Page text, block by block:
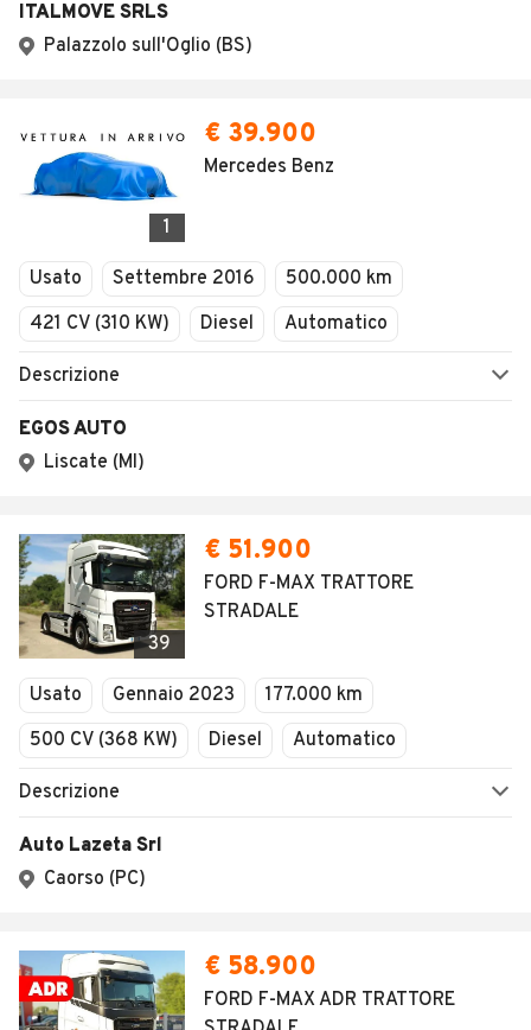
ITALMOVE SRLS
Palazzolo sull'Oglio (BS)
1
€ 39.900
Mercedes Benz
Usato Settembre 2016
500.000 km
421 CV (310 KW)
Diesel Automatico
Descrizione
EGOS AUTO
Liscate (MI)
39
€ 51.900
FORD F-MAX TRATTORE
STRADALE
Usato Gennaio 2023
177.000 km
500 CV (368 KW)
Diesel Automatico
Descrizione
Auto Lazeta Srl
Caorso (PC)
€ 58.900
FORD F-MAX ADR TRATTORE